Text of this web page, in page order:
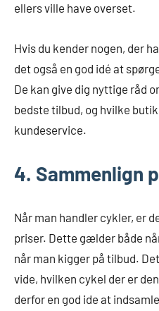
ellers ville have overset.
Hvis du kender nogen, der
det også en god idé at
De kan give dig nyttige råd
bedste tilbud, og hvilke
kundeservice.
4. Sammenlign
Når man handler cykler, er
priser. Dette gælder både
når man kigger på tilbud.
vide, hvilken cykel der er
derfor en god ide at